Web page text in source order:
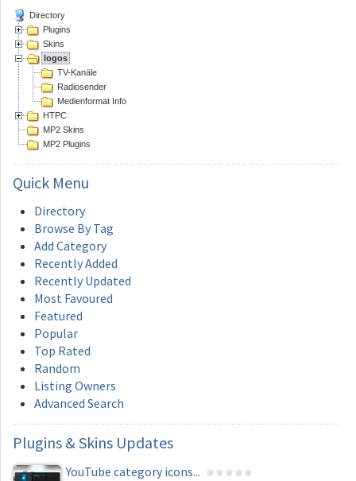
Directory
Plugins
Skins
logos
TV-Kanäle
Radiosender
Medienformat Info
HTPC
MP2 Skins
MP2 Plugins
Quick Menu
Directory
Browse By Tag
Add Category
Recently Added
Recently Updated
Most Favoured
Featured
Popular
Top Rated
Random
Listing Owners
Advanced Search
Plugins & Skins Updates
YouTube category icons...